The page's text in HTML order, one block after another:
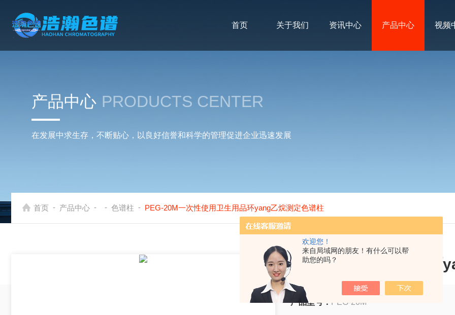
欢迎您！
来自局域网的朋友！有什么可以帮
助您的吗？
首页 关于我们 资讯中心 产品中心 视频
产品中心 PRODUCTS CENTER
在发展中求生存，不断贴心，以良好信誉和科学的管理促进企业迅速发展
首页 - 产品中心 - - 色谱柱 - PEG-20M一次性使用卫生用品环yang乙烷测定色谱柱
一次性使用卫生用品环
产品型号： PEG-20M